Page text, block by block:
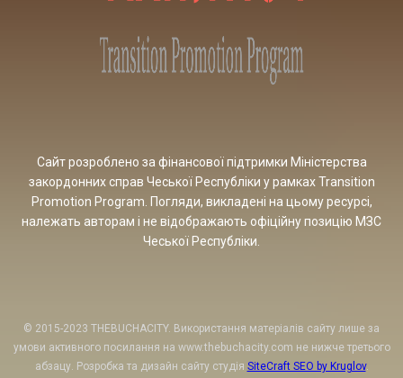
Сайт розроблено за фінансової підтримки Міністерства
закордонних справ Чеської Республіки у рамках Transition
Promotion Program. Погляди, викладені на цьому ресурсі,
належать авторам і не відображають офіційну позицію МЗС
Чеської Республіки.
© 2015-2023 THEBUCHACITY. Використання матеріалів сайту лише за
умови активного посилання на www.thebuchacity.com не нижче третього
абзацу. Розробка та дизайн сайту студія SiteCraft SEO by Kruglov.